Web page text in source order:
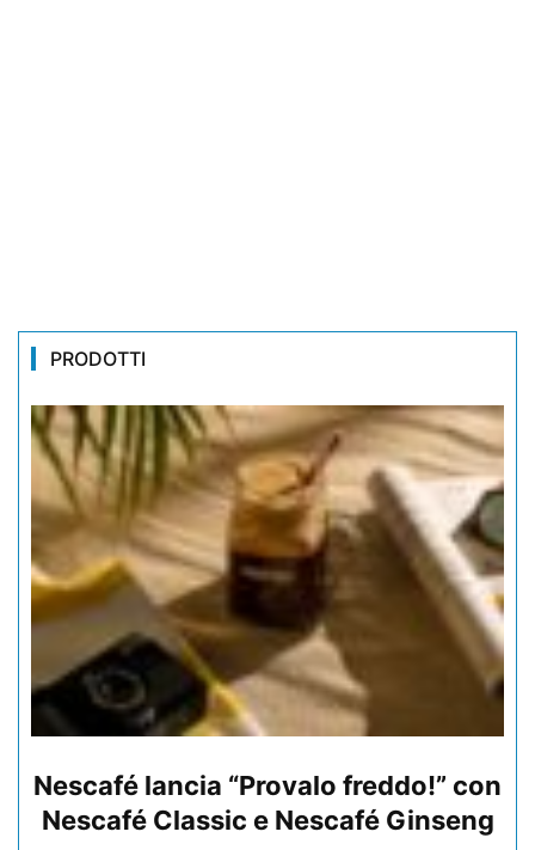
PRODOTTI
Nescafé lancia “Provalo freddo!” con
Nescafé Classic e Nescafé Ginseng